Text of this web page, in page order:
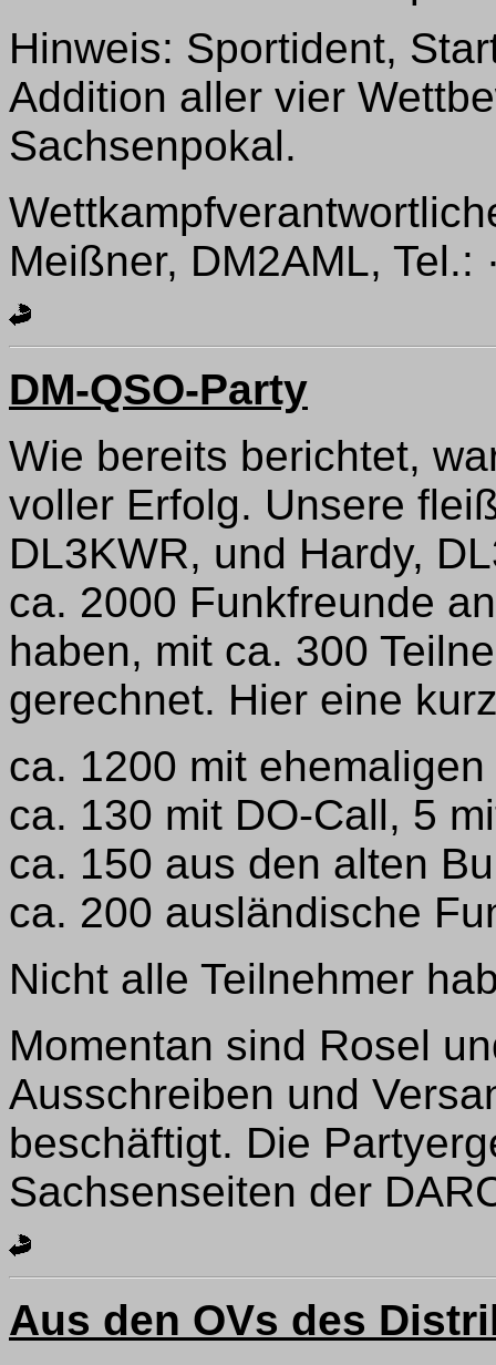
Hinweis: Sportident,
Addition aller vier
Sachsenpokal.
Meißner, DM2AML, Tel.:
DM-QSO-Party
Wie bereits berichtet,
voller Erfolg. Unsere
DL3KWR, und Hardy,
ca. 2000 Funkfreunde
haben, mit ca. 300
gerechnet. Hier eine
ca. 1200 mit
ca. 130 mit DO-Call, 5
ca. 150 aus den alten
ca. 200 ausländische
Nicht alle Teilnehmer
Momentan sind Rosel
Ausschreiben und
beschäftigt. Die
Sachsenseiten der
Aus den OVs des